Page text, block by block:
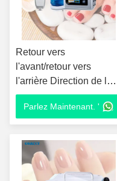
Retour vers
l'avant/retour vers
l'arrière Direction de la
perceuse à ongles
Vitesse nominale 5000
tr / min Max-40000 tr /
min Max Volt 110-240v
50 / 60HZ
Parlez Maintenant. '